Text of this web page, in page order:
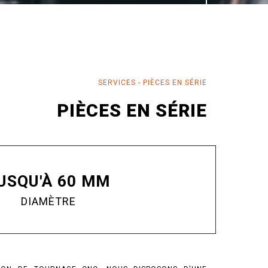
SERVICES - PIÈCES EN SÉRIE
PIÈCES EN SÉRIE
60 MM
DIAMÈTRE